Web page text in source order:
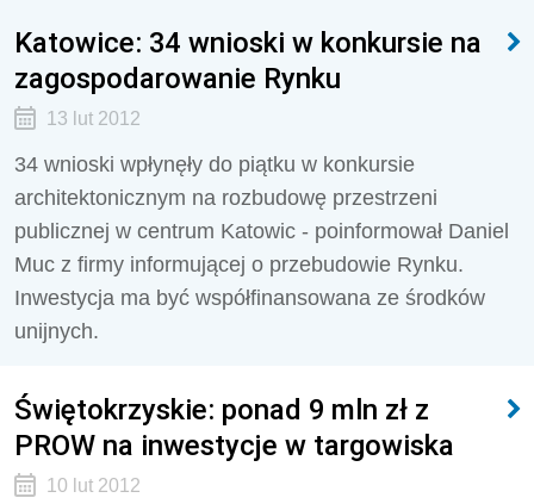
Katowice: 34 wnioski w konkursie na
zagospodarowanie Rynku
13 lut 2012
34 wnioski wpłynęły do piątku w konkursie
architektonicznym na rozbudowę przestrzeni
publicznej w centrum Katowic - poinformował Daniel
Muc z firmy informującej o przebudowie Rynku.
Inwestycja ma być współfinansowana ze środków
unijnych.
Świętokrzyskie: ponad 9 mln zł z
PROW na inwestycje w targowiska
10 lut 2012